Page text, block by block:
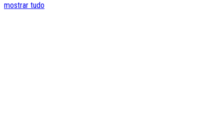
mostrar tudo